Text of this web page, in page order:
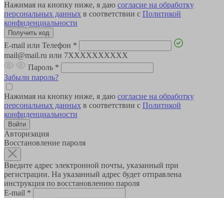
Нажимая на кнопку ниже, я даю согласие на обработку
персональных данных в соответствии с Политикой
конфиденциальности
E-mail или Телефон *
mail@mail.ru или 7XXXXXXXXXX
Пароль *
Забыли пароль?
Нажимая на кнопку ниже, я даю согласие на обработку
персональных данных в соответствии с Политикой
конфиденциальности
Авторизация
Восстановление пароля
Введите адрес электронной почты, указанный при
регистрации. На указанный адрес будет отправлена
инструкция по восстановлению пароля
E-mail *